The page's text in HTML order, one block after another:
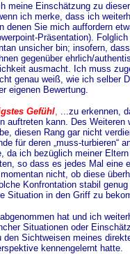
Einschätzung zu
ich merke, dass ich
Sie mich auffordern
Präsentation).
unsicher bin; insofern,
gegenüber ehrlich/
ausmacht. Ich muss
genau weiß, wie ich selber
eigenen Bewertung.
Gefühl, ...zu erkennen,
auftreten kann. Des
diesen Rang gar nicht
für deren „muss-turbieren“
ich bezüglich meiner
so dass es jedes Mal
nicht, ob diese
Konfrontation stabil
Situation in den Griff zu
hat und ich
Situationen oder
Sichtweisen meines
kennengelernt hatte.